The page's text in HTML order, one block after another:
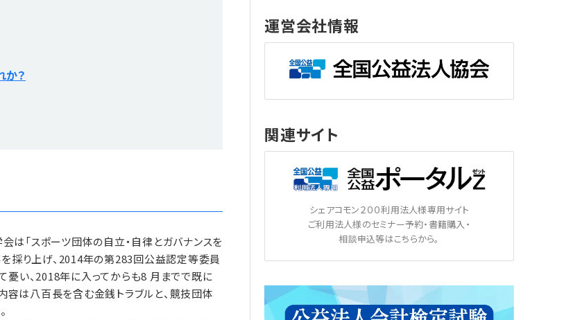
？
「スポーツ団体の自立・自律とガバナンスを
採り上げ、2014年の第283回公益認定等委員
い、2018年に入ってからも8 月までで既に
容は八百長を含む金銭トラブルと、競技団体
運営会社情報
関連サイト
シェアコモン２００利用法人様専用サイト
ご利用法人様のセミナー予約・書籍購入・
相談申込等はこちらから。